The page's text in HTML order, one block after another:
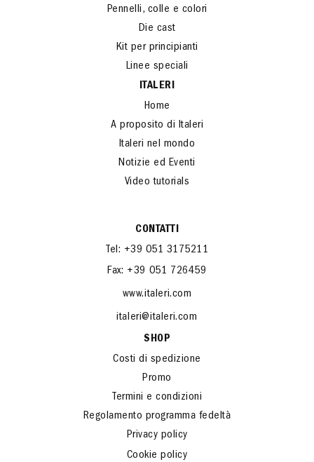
Pennelli, colle e colori
Die cast
Kit per principianti
Linee speciali
ITALERI
Home
A proposito di Italeri
Italeri nel mondo
Notizie ed Eventi
Video tutorials
CONTATTI
Tel: +39 051 3175211
Fax: +39 051 726459
www.italeri.com
italeri@italeri.com
SHOP
Costi di spedizione
Promo
Termini e condizioni
Regolamento programma fedeltà
Privacy policy
Cookie policy